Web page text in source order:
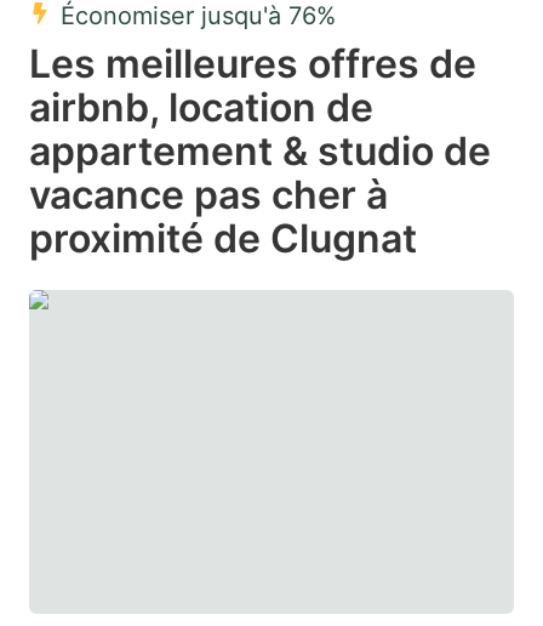
select
date.
Press
question
mark
key
select
a
date.
Press
question
mark
key
Économiser jusqu'à 76%
Les meilleures offres de
airbnb, location de
appartement & studio de
vacance pas cher à
proximité de Clugnat